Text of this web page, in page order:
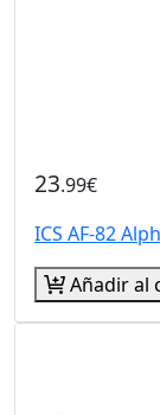
23.99€
ICS AF-82
Añadir al